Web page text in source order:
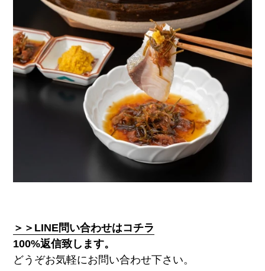
＞＞LINE問い合わせはコチラ
100%返信致します。
どうぞお気軽にお問い合わせ下さい。